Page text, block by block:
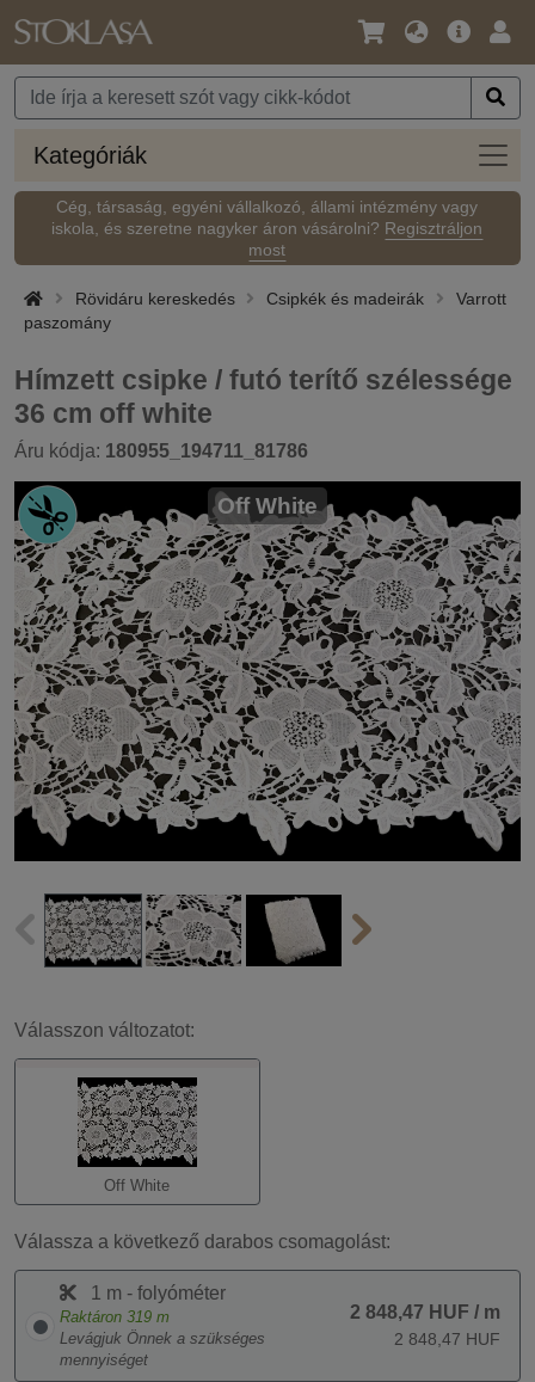
Nyelv
Pénznem
Fő
Kategóriák
Cég, társaság, egyéni vállalkozó, állami intézmény vagy
iskola, és szeretne nagyker áron vásárolni? Regisztráljon
most
Rövidáru kereskedés Csipkék és madeirák
Varrott
paszomány
Hímzett csipke / futó terítő szélessége
36 cm off white
Áru kódja: 180955_194711_81786
Off White
Válasszon változatot:
Off White
Válassza a következő darabos csomagolást:
1 m - folyóméter
Raktáron 319 m
Levágjuk Önnek a szükséges
mennyiséget
2 848,47 HUF / m
2 848,47 HUF